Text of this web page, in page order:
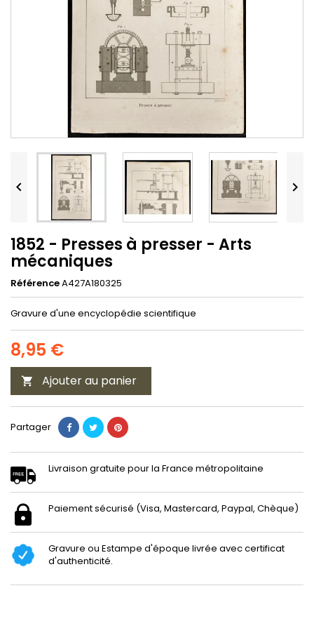
 
1852 - Presses à presser - Arts
mécaniques
RéférenceA427A180325
Gravure d'une encyclopédie scientifique
8,95 €
 Ajouter au panier
Partager
Livraison gratuite pour la France métropolitaine
Paiement sécurisé (Visa, Mastercard, Paypal, Chèque)
Gravure ou Estampe d'époque livrée avec certificat
d'authenticité.